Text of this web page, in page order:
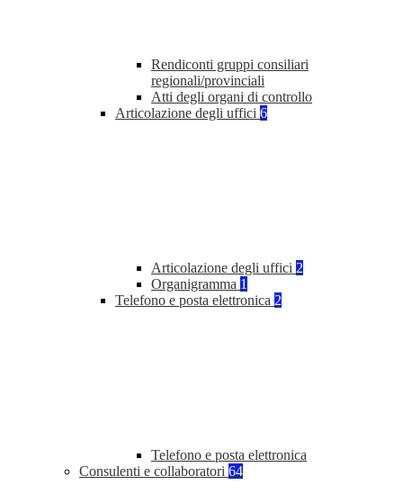
Rendiconti gruppi consiliari
regionali/provinciali
Atti degli organi di controllo
Articolazione degli uffici 6
Articolazione degli uffici 2
Organigramma 1
Telefono e posta elettronica 2
Telefono e posta elettronica
Consulenti e collaboratori 64